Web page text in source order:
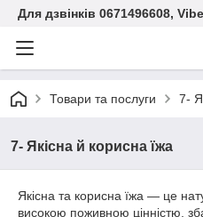
Для дзвінків 0671496608,
Товари та послуги 7-
7- Якісна й корисна їжа
Якісна та корисна їжа — це
високою поживною цінністю,